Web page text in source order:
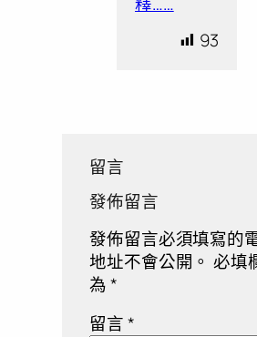
93
留言
發佈留言
發佈留言必須填寫的
地址不會公開。 必填
為*
留言*